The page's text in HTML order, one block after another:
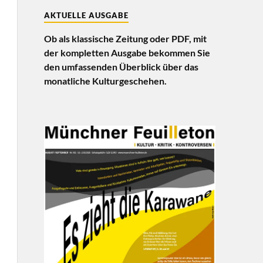
AKTUELLE AUSGABE
Ob als klassische Zeitung oder PDF, mit
der kompletten Ausgabe bekommen Sie
den umfassenden Überblick über das
monatliche Kulturgeschehen.